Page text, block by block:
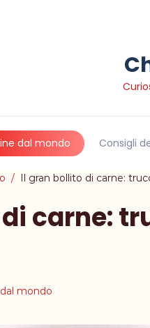
dal mondo Consigli
Il gran bollito di carne:
carne:
mondo